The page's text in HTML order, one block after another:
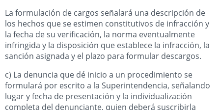
La formulación de cargos señalará una descripción de
los hechos que se estimen constitutivos de infracción y
la fecha de su verificación, la norma eventualmente
infringida y la disposición que establece la infracción, la
sanción asignada y el plazo para formular descargos.
c) La denuncia que dé inicio a un procedimiento se
formulará por escrito a la Superintendencia, señalando
lugar y fecha de presentación y la individualización
completa del denunciante, quien deberá suscribirla